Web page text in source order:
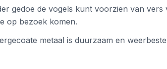
gedoe de vogels kunt voorzien van
op bezoek komen.
metaal is duurzaam en